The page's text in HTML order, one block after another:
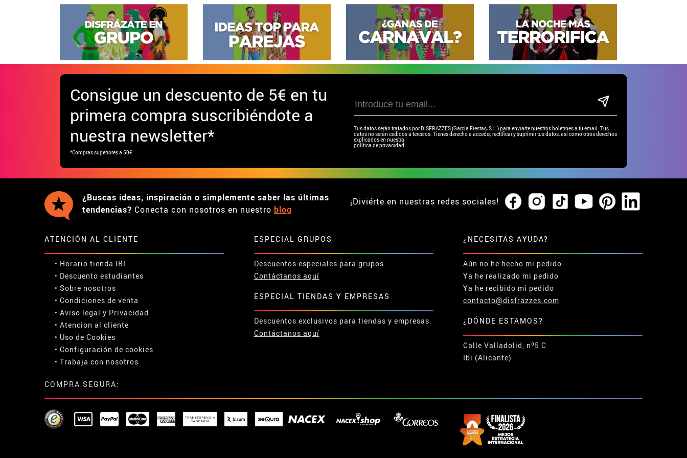
Consigue un descuento de 5€ en tu
primera compra suscribiéndote a
nuestra newsletter*
*Compras superiores a 50€
Tus datos serán tratados por DISFRAZZES (García Fiestas, S.L.) para enviarte nuestros boletines a tu email. Tus
datos no serán cedidos a terceros. Tienes derecho a acceder, rectificar y suprimir tus datos, así como otros derechos
explicados en nuestra
política de privacidad.
¿Buscas ideas, inspiración o simplemente saber las últimas
tendencias? Conecta con nosotros en nuestro blog
¡Diviérte en nuestras redes sociales!
ATENCIÓN AL CLIENTE
• Horario tienda IBI
• Descuento estudiantes
• Sobre nosotros
• Condiciones de venta
• Aviso legal y Privacidad
• Atencion al cliente
• Uso de Cookies
• Configuración de cookies
• Trabaja con nosotros
ESPECIAL GRUPOS
Descuentos especiales para grupos.
Contáctanos aquí
ESPECIAL TIENDAS Y EMPRESAS
Descuentos exclusivos para tiendas y empresas.
Contáctanos aquí
¿NECESITAS AYUDA?
Aún no he hecho mi pedido
Ya he realizado mi pedido
Ya he recibido mi pedido
contacto@disfrazzes.com
¿DÓNDE ESTAMOS?
Calle Valladolid, nº5 C
Ibi (Alicante)
COMPRA SEGURA: